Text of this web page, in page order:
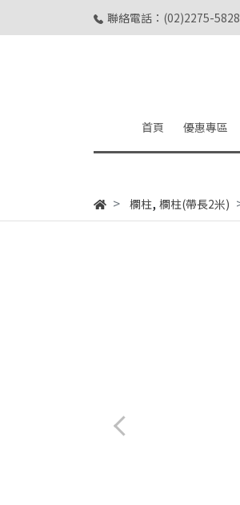
聯絡電話：(02)2275-5828
首頁 優惠專區
欄柱, 欄柱(帶長2米)